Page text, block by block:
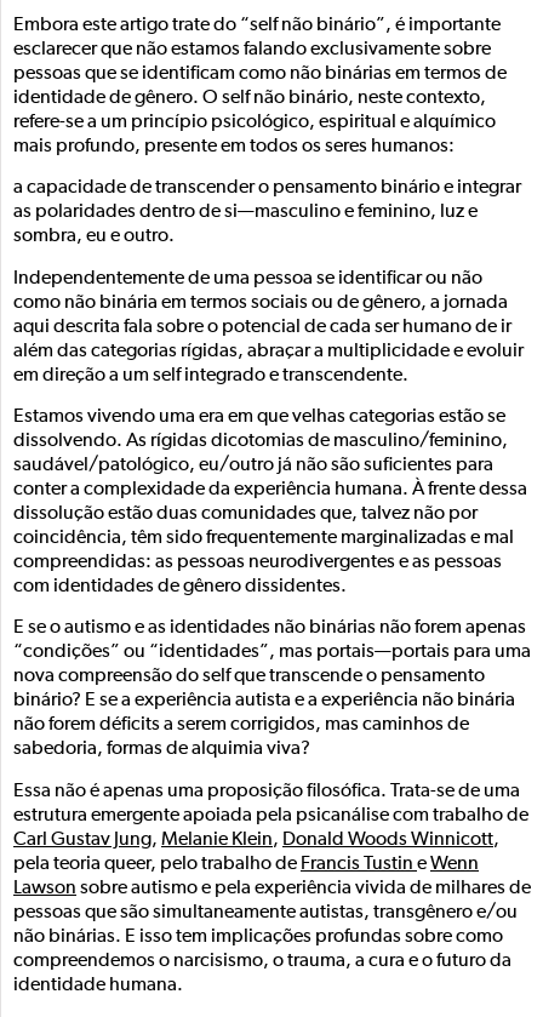
Embora este artigo trate do “self não binário”, é importante
esclarecer que não estamos falando exclusivamente sobre
pessoas que se identificam como não binárias em termos de
identidade de gênero. O self não binário, neste contexto,
refere-se a um princípio psicológico, espiritual e alquímico
mais profundo, presente em todos os seres humanos:
a capacidade de transcender o pensamento binário e integrar
as polaridades dentro de si—masculino e feminino, luz e
sombra, eu e outro.
Independentemente de uma pessoa se identificar ou não
como não binária em termos sociais ou de gênero, a jornada
aqui descrita fala sobre o potencial de cada ser humano de ir
além das categorias rígidas, abraçar a multiplicidade e evoluir
em direção a um self integrado e transcendente.
Estamos vivendo uma era em que velhas categorias estão se
dissolvendo. As rígidas dicotomias de masculino/feminino,
saudável/patológico, eu/outro já não são suficientes para
conter a complexidade da experiência humana. À frente dessa
dissolução estão duas comunidades que, talvez não por
coincidência, têm sido frequentemente marginalizadas e mal
compreendidas: as pessoas neurodivergentes e as pessoas
com identidades de gênero dissidentes.
E se o autismo e as identidades não binárias não forem apenas
“condições” ou “identidades”, mas portais—portais para uma
nova compreensão do self que transcende o pensamento
binário? E se a experiência autista e a experiência não binária
não forem déficits a serem corrigidos, mas caminhos de
sabedoria, formas de alquimia viva?
Essa não é apenas uma proposição filosófica. Trata-se de uma
estrutura emergente apoiada pela psicanálise com trabalho de
Carl Gustav Jung, Melanie Klein, Donald Woods Winnicott,
pela teoria queer, pelo trabalho de Francis Tustin eWenn
Lawson sobre autismo e pela experiência vivida de milhares de
pessoas que são simultaneamente autistas, transgênero e/ou
não binárias. E isso tem implicações profundas sobre como
compreendemos o narcisismo, o trauma, a cura e o futuro da
identidade humana.